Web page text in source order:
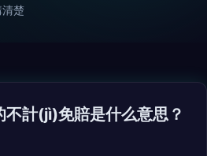
清楚
計(jì)免賠是什么意思？